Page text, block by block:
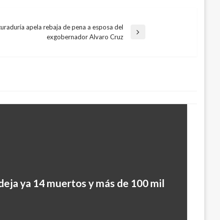
apela rebaja de pena a esposa del
exgobernador Alvaro Cruz
ya 14 muertos y más de 100 mil
plan para superar la nueva